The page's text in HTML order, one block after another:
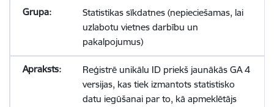
Statistikas sīkdatnes (nepieciešamas, lai
uzlabotu vietnes darbību un
pakalpojumus)
Reģistrē unikālu ID priekš jaunākās GA 4
versijas, kas tiek izmantots statistisko
datu iegūšanai par to, kā apmeklētājs